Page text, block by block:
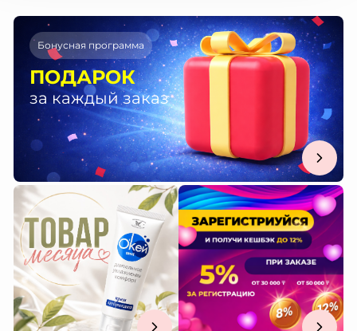
Бонусная программа
ПОДАРОК
за каждый заказ